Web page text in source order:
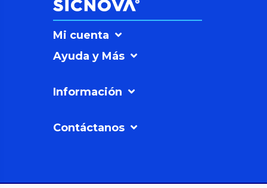
Mi cuenta
Ayuda y Más
Información
Contáctanos